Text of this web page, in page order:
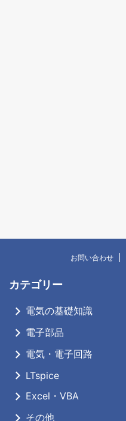
お問い合わせ
カテゴリー
電気の基礎知識
電子部品
電気・電子回路
LTspice
Excel・VBA
その他